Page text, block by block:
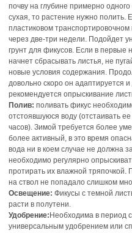
почву на глубине примерно
сухая, то растение нужно полить.
пластиковом
через две-три недели. Подойдет
грунт для фикусов. Если в
начнет сбрасывать листья, не
новые условия содержания.
довольно скоро он адаптируется
рекомендуется опрыскивание
Полив: поливать фикус
отстоявшуюся воду (отстаивать
часов). Зимой требуется более
более активный, в это время
вода ни в коем случае не должна
необходимо регулярно
протирать их влажной тряпочкой.
на ствол не попадало слишком
Освещение: Фикусы с темной
расти в полутени.
Удобрение: Необходима в период
универсальным удобрением или